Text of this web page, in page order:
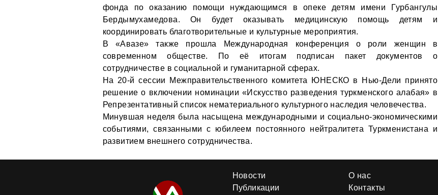
фонда по оказанию помощи нуждающимся в опеке детям имени Гурбангулы
Бердымухамедова. Он будет оказывать медицинскую помощь детям и
координировать благотворительные и культурные мероприятия.
В «Авазе» также прошла Международная конференция о роли женщин в
современном обществе. По её итогам подписан пакет документов о
сотрудничестве в социальной и гуманитарной сферах.
На 20-й сессии Межправительственного комитета ЮНЕСКО в Нью-Дели принято
решение о включении номинации «Искусство разведения туркменского алабая» в
Репрезентативный список нематериального культурного наследия человечества.
Минувшая неделя была насыщена международными и социально-экономическими
событиями, связанными с юбилеем постоянного нейтралитета Туркменистана и
развитием внешнего сотрудничества.
Новости
Публикации
О нас
Контакты